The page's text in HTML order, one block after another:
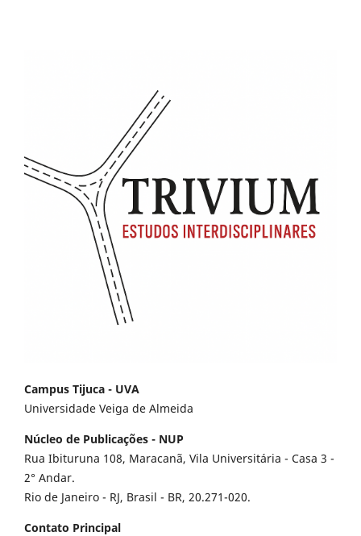
Campus Tijuca - UVA
Universidade Veiga de Almeida
Núcleo de Publicações - NUP
Rua Ibituruna 108, Maracanã, Vila Universitária - Casa 3 -
2° Andar.
Rio de Janeiro - RJ, Brasil - BR, 20.271-020.
Contato Principal